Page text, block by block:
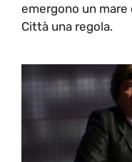
emergono un
Città una regola.